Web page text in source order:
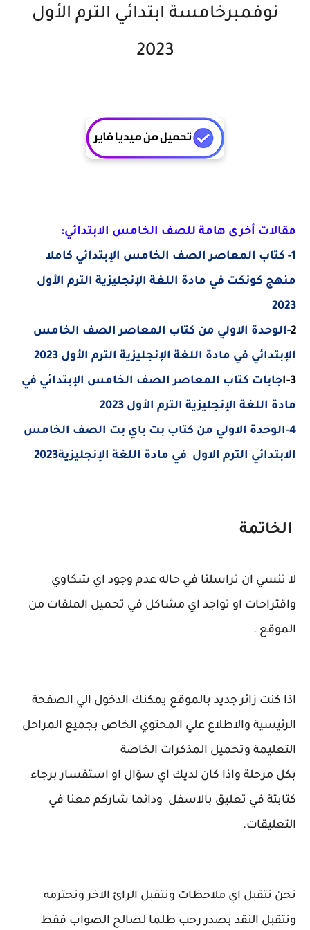
نوفمبرخامسة ابتدائي الترم الأول
2023
مقالات أخرى هامة للصف الخامس الابتدائي:
1- كتاب المعاصر الصف الخامس الإبتدائي كاملا
منهج كونكت في مادة اللغة الإنجليزية الترم الأول
2023
2-الوحدة الاولي من كتاب المعاصر الصف الخامس
الإبتدائي في مادة اللغة الإنجليزية الترم الأول 2023
3-ا
جابات كتاب المعاصر الصف الخامس الإبتدائي في
مادة اللغة الإنجليزية الترم الأول 2023
4-الوحدة الاولي من كتاب بت باي بت الصف الخامس
الابتدائي الترم الاول في مادة اللغة الإنجليزية2023
الخاتمة
لا تنسي ان تراسلنا في حاله عدم وجود اي شكاوي
واقتراحات او تواجد اي مشاكل في تحميل الملفات من
الموقع .
اذا كنت زائر جديد بالموقع يمكنك الدخول الي الصفحة
الرئيسية والاطلاع علي المحتوي الخاص بجميع المراحل
التعليمة وتحميل المذكرات الخاصة
بكل مرحلة واذا كان لديك اي سؤال او استفسار برجاء
كتابتة في تعليق بالاسفل ودائما شاركم معنا في
التعليقات.
نحن نتقبل اي ملاحظات ونتقبل الرائ الاخر ونحترمه
ونتقبل النقد بصدر رحب طلما لصالح الصواب فقط